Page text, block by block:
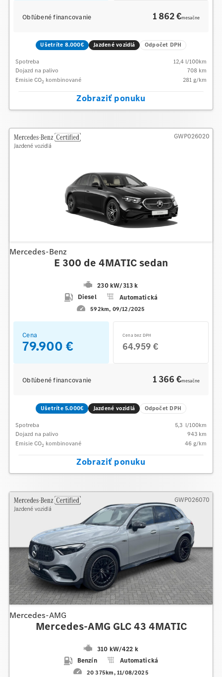
Obľúbené financovanie 1 862 €mesačne
Ušetríte 8.000€ Jazdené vozidlá Odpočet DPH
Spotreba 12,4 l/100km
Dojazd na palivo
708 km
Emisie CO2 kombinované 281 g/km
Zobraziť ponuku
Mercedes-Benz
E 300 de 4MATIC sedan
230 kW/313 k
Diesel
Automatická
592km 09/12/2025
GWP026020
Cena
79.900 €
Cena bez DPH
64.959 €
Obľúbené financovanie 1 366 €mesačne
Ušetríte 5.000€ Jazdené vozidlá Odpočet DPH
Spotreba 5,3 l/100km
Dojazd na palivo
943 km
Emisie CO2 kombinované 46 g/km
Zobraziť ponuku
Mercedes-AMG
Mercedes-AMG GLC 43 4MATIC
310 kW/422 k
Benzín
Automatická
20 375km 11/08/2025
GWP026070